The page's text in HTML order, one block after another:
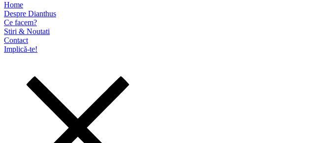
Home
Despre Dianthus
Ce facem?
Stiri & Noutati
Contact
Implică-te!